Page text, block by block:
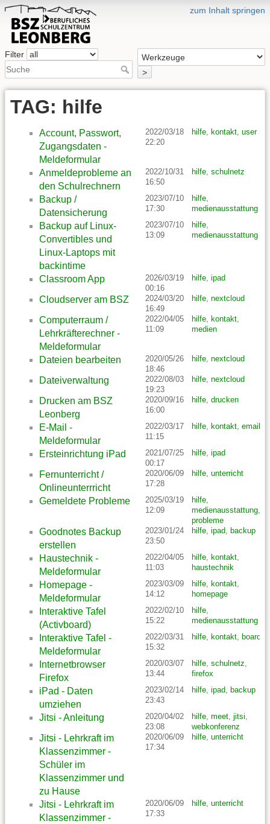
zum Inhalt springen
Filter
>
TAG: hilfe
Account, Passwort,
Zugangsdaten -
Meldeformular
2022/03/18
22:20
hilfe, kontakt, user
Anmeldeprobleme an
den Schulrechnern
2022/10/31
16:50
hilfe, schulnetz
Backup /
Datensicherung
2023/07/10
17:30
hilfe,
medienausstattung
Backup auf Linux-
Convertibles und
Linux-Laptops mit
backintime
2023/07/10
13:09
hilfe,
medienausstattung
Classroom App
2026/03/19
00:16
hilfe, ipad
Cloudserver am BSZ
2024/03/20
16:49
hilfe, nextcloud
Computerraum /
Lehrkräfterechner -
Meldeformular
2022/04/05
11:09
hilfe, kontakt,
medien
Dateien bearbeiten
2020/05/26
18:46
hilfe, nextcloud
Dateiverwaltung
2022/08/03
19:23
hilfe, nextcloud
Drucken am BSZ
Leonberg
2020/09/16
16:00
hilfe, drucken
E-Mail -
Meldeformular
2022/03/17
11:15
hilfe, kontakt, email
Ersteinrichtung iPad
2021/07/25
00:17
hilfe, ipad
Fernunterricht /
Onlineunterrricht
2020/06/09
17:28
hilfe, unterricht
Gemeldete Probleme
2025/03/19
12:09
hilfe,
medienausstattung,
probleme
Goodnotes Backup
erstellen
2023/01/24
23:50
hilfe, ipad, backup
Haustechnik -
Meldeformular
2022/04/05
11:03
hilfe, kontakt,
haustechnik
Homepage -
Meldeformular
2023/03/09
14:12
hilfe, kontakt,
homepage
Interaktive Tafel
(Activboard)
2022/02/10
15:22
hilfe,
medienausstattung
Interaktive Tafel -
Meldeformular
2022/03/31
15:32
hilfe, kontakt, boards
Internetbrowser
Firefox
2020/03/07
13:44
hilfe, schulnetz,
firefox
iPad - Daten
umziehen
2023/02/14
23:43
hilfe, ipad, backup
Jitsi - Anleitung
2020/04/02
23:08
hilfe, meet, jitsi,
webkonferenz
Jitsi - Lehrkraft im
Klassenzimmer -
Schüler im
Klassenzimmer und
zu Hause
2020/06/09
17:34
hilfe, unterricht
Jitsi - Lehrkraft im
Klassenzimmer -
2020/06/09
17:33
hilfe, unterricht